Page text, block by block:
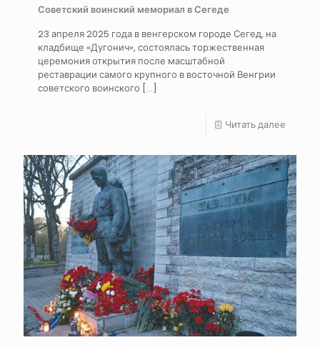
Советский воинский мемориал в Сегеде
23 апреля 2025 года в венгерском городе Сегед, на
кладбище «Дугонич», состоялась торжественная
церемония открытия после масштабной
реставрации самого крупного в восточной Венгрии
советского воинского […]
Читать далее